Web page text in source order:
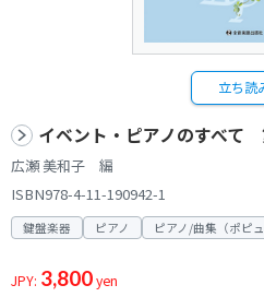
立ち読
イベント・ピアノのすべて
広瀬 美和子 編
ISBN978-4-11-190942-1
鍵盤楽器 ピアノ ピアノ/曲集（ポピュ
JPY: 3,800yen